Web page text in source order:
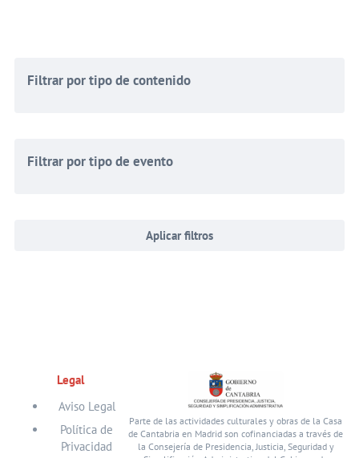
Filtrar por tipo de contenido
Filtrar por tipo de evento
Aplicar filtros
Legal
Aviso Legal
Política de
Privacidad
Parte de las actividades culturales y obras de la Casa
de Cantabria en Madrid son cofinanciadas a través de
la Consejería de Presidencia, Justicia, Seguridad y